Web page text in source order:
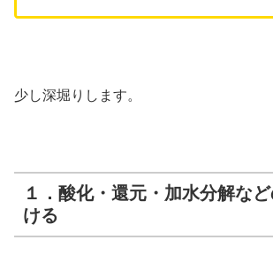
少し深堀りします。
１．酸化・還元・加水分解な
ける